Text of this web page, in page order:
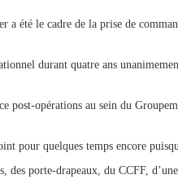
été le cadre de la prise de
durant quatre ans
opérations au sein du
pour quelques temps encore
porte-drapeaux, du CCFF,